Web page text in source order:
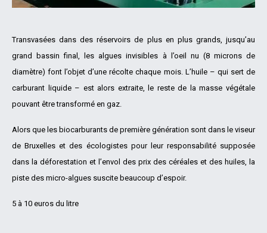
Transvasées dans des réservoirs de plus en plus grands, jusqu’au
grand bassin final, les algues invisibles à l’oeil nu (8 microns de
diamètre) font l’objet d’une récolte chaque mois. L’huile – qui sert de
carburant liquide – est alors extraite, le reste de la masse végétale
pouvant être transformé en gaz.
Alors que les biocarburants de première génération sont dans le viseur
de Bruxelles et des écologistes pour leur responsabilité supposée
dans la déforestation et l’envol des prix des céréales et des huiles, la
piste des micro-algues suscite beaucoup d’espoir.
5 à 10 euros du litre